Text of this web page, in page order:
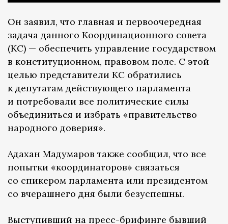
Он заявил, что главная и первоочередная
задача данного Координационного совета
(КС) — обеспечить управление государством
в конституционном, правовом поле. С этой
целью представители КС обратились
к депутатам действующего парламента
и потребовали все политические силы
объединиться и избрать «правительство
народного доверия».
Адахан Мадумаров также сообщил, что все
попытки «координаторов» связаться
со спикером парламента или президентом
со вчерашнего дня были безуспешны.
Выступивший на пресс-брифинге бывший